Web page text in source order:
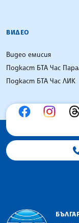
ВИДЕО
Видео емисия
Подкаст БТА Час
Подкаст БТА Час ЛИК